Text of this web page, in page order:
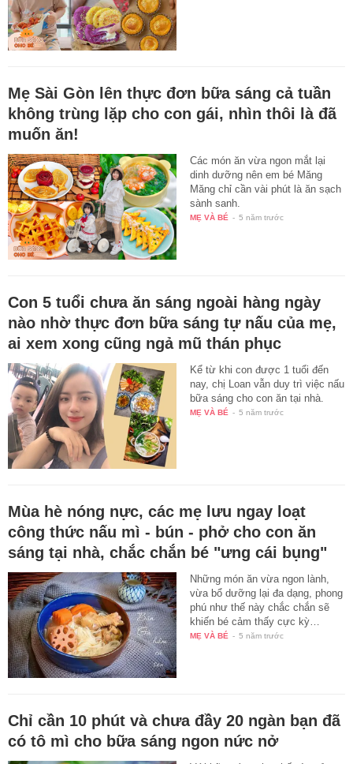
Mẹ Sài Gòn lên thực đơn bữa sáng cả tuần
không trùng lặp cho con gái, nhìn thôi là đã
muốn ăn!
Các món ăn vừa ngon mắt lại
dinh dưỡng nên em bé Măng
Măng chỉ cần vài phút là ăn sạch
sành sanh.
MẸ VÀ BÉ - 5 năm trước
Con 5 tuổi chưa ăn sáng ngoài hàng ngày
nào nhờ thực đơn bữa sáng tự nấu của mẹ,
ai xem xong cũng ngả mũ thán phục
Kể từ khi con được 1 tuổi đến
nay, chị Loan vẫn duy trì việc nấu
bữa sáng cho con ăn tại nhà.
MẸ VÀ BÉ - 5 năm trước
Mùa hè nóng nực, các mẹ lưu ngay loạt
công thức nấu mì - bún - phở cho con ăn
sáng tại nhà, chắc chắn bé "ưng cái bụng"
Những món ăn vừa ngon lành,
vừa bổ dưỡng lại đa dạng, phong
phú như thế này chắc chắn sẽ
khiến bé cảm thấy cực kỳ…
MẸ VÀ BÉ - 5 năm trước
Chỉ cần 10 phút và chưa đầy 20 ngàn bạn đã
có tô mì cho bữa sáng ngon nức nở